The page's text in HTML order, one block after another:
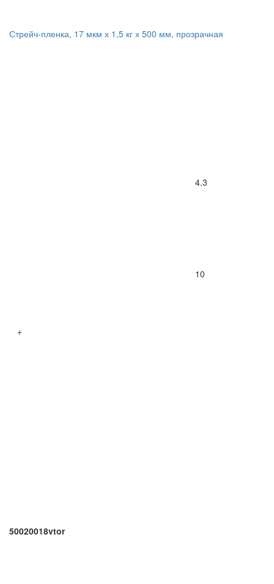
Стрейч-пленка, 17 мкм х 1,5 кг х 500 мм, прозрачная
4.3
10
+
50020018vtor